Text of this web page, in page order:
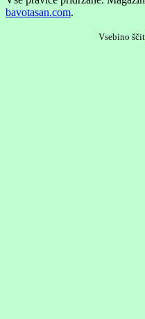
bavotasan.com.
Vsebino